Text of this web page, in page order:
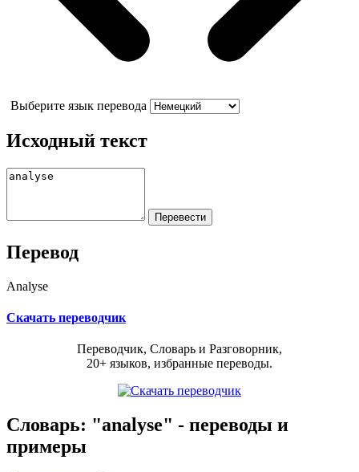
Выберите язык перевода
Исходный текст
Перевод
Analyse
Скачать переводчик
Переводчик, Словарь и Разговорник,
20+ языков, избранные переводы.
Словарь: "analyse" - переводы и
примеры